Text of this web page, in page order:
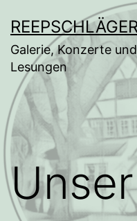
Inhalt
springen
Galerie, Konzerte und
Lesungen